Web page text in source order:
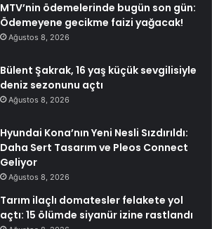
MTV’nin ödemelerinde bugün son gün:
Ödemeyene gecikme faizi yağacak!
Ağustos 8, 2026
Bülent Şakrak, 16 yaş küçük sevgilisiyle
deniz sezonunu açtı
Ağustos 8, 2026
Hyundai Kona’nın Yeni Nesli Sızdırıldı:
Daha Sert Tasarım ve Pleos Connect
Geliyor
Ağustos 8, 2026
Tarım ilaçlı domatesler felakete yol
açtı: 15 ölümde siyanür izine rastlandı